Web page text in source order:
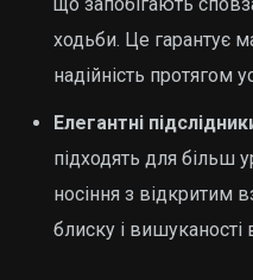
що запобігають
ходьби. Це гарантує
надійність протягом
Елегантні
підходять для більш
носіння з відкритим
блиску і